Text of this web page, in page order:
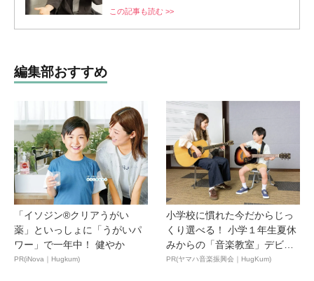
この記事も読む >>
編集部おすすめ
「イソジン®クリアうがい
薬」といっしょに「うがいパ
ワー」で一年中！ 健やか
PR(iNova｜Hugkum)
小学校に慣れた今だからじっ
くり選べる！ 小学１年生夏休
みからの「音楽教室」デビ
ュ...
PR(ヤマハ音楽振興会｜HugKum)